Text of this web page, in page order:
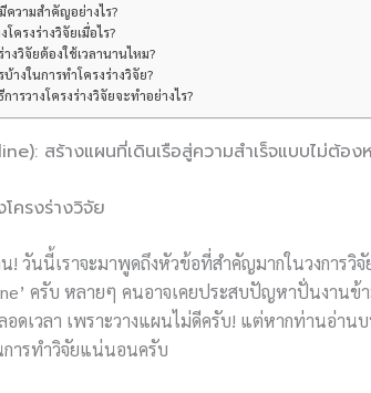
ความสำคัญอย่างไร?
โครงร่างวิจัยเมื่อไร?
างวิจัยต้องใช้เวลานานไหม?
างในการทำโครงร่างวิจัย?
การวางโครงร่างวิจัยจะทำอย่างไร?
สร้างแผนที่เดินเรือสู่ความสำเร็จแบบไม่ต้อ
ครงร่างวิจัย
วันนี้เราจะมาพูดถึงหัวข้อที่สำคัญมากในวงการวิจั
ครับ หลายๆ คนอาจเคยประสบปัญหาปั่นงานข้
ดเวลา เพราะวางแผนไม่ดีครับ! แต่หากท่านอ่าน
ารทำวิจัยแน่นอนครับ